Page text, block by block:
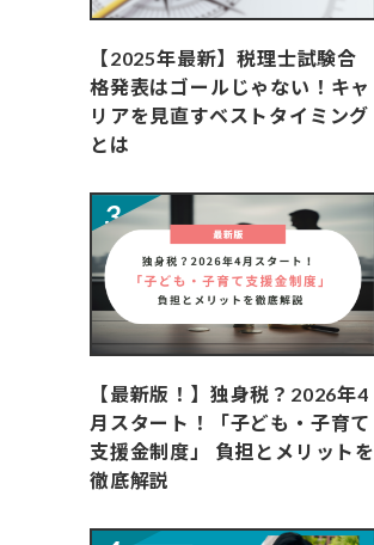
【2025年最新】税理士試験合
格発表はゴールじゃない！キャ
リアを見直すベストタイミング
とは
【最新版！】独身税？2026年4
月スタート！「子ども・子育て
支援金制度」 負担とメリットを
徹底解説